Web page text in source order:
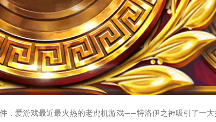
，爱游戏最近最火热的老虎机游戏——特洛伊之神吸引了一